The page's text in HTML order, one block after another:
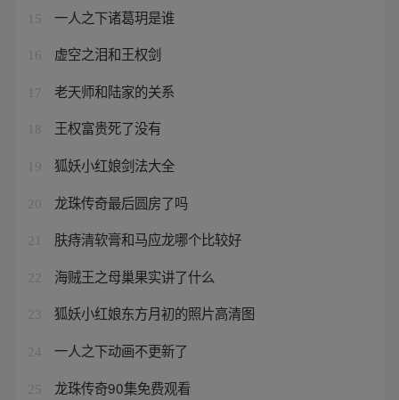
15 一人之下诸葛玥是谁
16 虚空之泪和王权剑
17 老天师和陆家的关系
18 王权富贵死了没有
19 狐妖小红娘剑法大全
20 龙珠传奇最后圆房了吗
21 肤痔清软膏和马应龙哪个比较好
22 海贼王之母巢果实讲了什么
23 狐妖小红娘东方月初的照片高清图
24 一人之下动画不更新了
25 龙珠传奇90集免费观看